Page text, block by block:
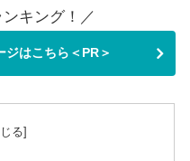
キング！／
はこちら＜PR＞